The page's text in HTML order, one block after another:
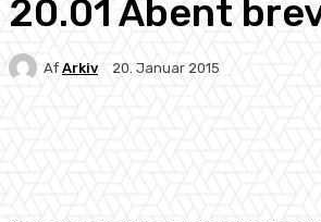
20.01 Åbent
Af Arkiv 20. Januar 2015